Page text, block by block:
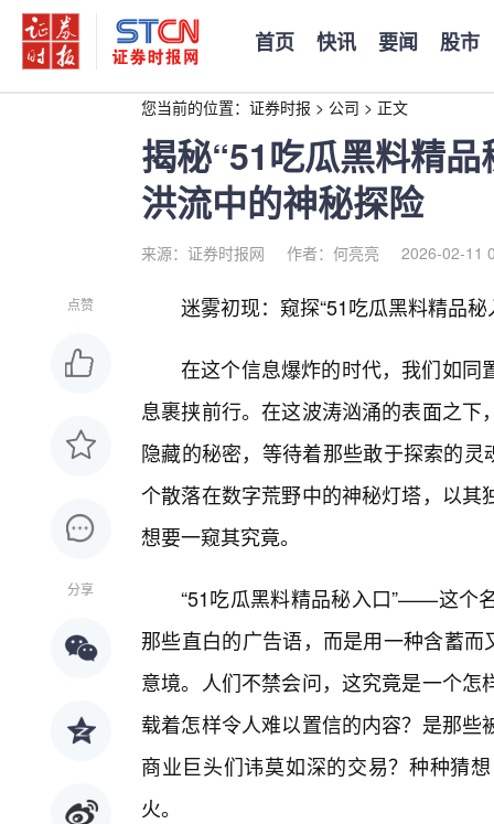
首页 快讯 要闻 股市
您当前的位置： 证券时报 > 公司 > 正文
揭秘“51吃瓜黑料精
洪流中的神秘探险
来源：证券时报网 作者：何亮亮 2026-02-11
点赞
分享
迷雾初现：窥探“51吃瓜黑料精品
在这个信息爆炸的时代，我们如同
息裹挟前行。在这波涛汹涌的表面之
隐藏的秘密，等待着那些敢于探索的灵
个散落在数字荒野中的神秘灯塔，以
想要一窥其究竟。
“51吃瓜黑料精品秘入口”——这个
那些直白的广告语，而是用一种含蓄
意境。人们不禁会问，这究竟是一个
载着怎样令人难以置信的内容？是那
商业巨头们讳莫如深的交易？种种猜
火。